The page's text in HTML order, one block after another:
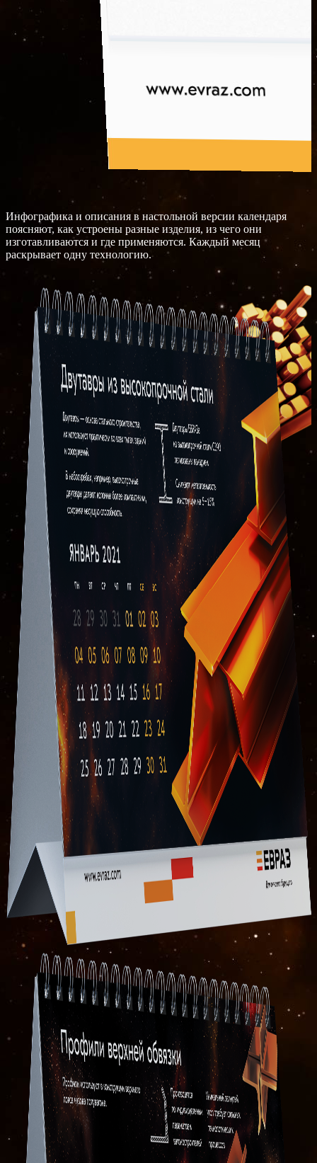
Инфографика и описания в настольной версии календаря
поясняют, как устроены разные изделия, из чего они
изготавливаются и где применяются. Каждый месяц
раскрывает одну технологию.